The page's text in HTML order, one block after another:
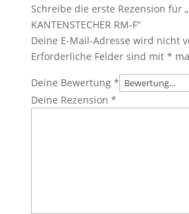
Schreibe die erste Rezension für
KANTENSTECHER RM-F“
Deine E-Mail-Adresse wird nicht
Erforderliche Felder sind mit *
Deine Bewertung *
Deine Rezension *